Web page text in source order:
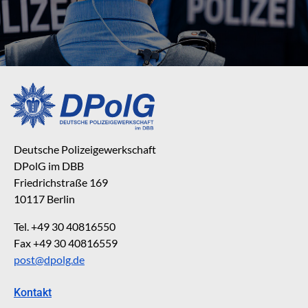
Deutsche Polizeigewerkschaft
DPolG im DBB
Friedrichstraße 169
10117 Berlin
Tel. +49 30 40816550
Fax +49 30 40816559
post@dpolg.de
Kontakt